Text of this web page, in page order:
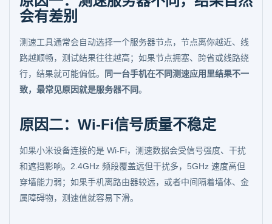
会有差别
测速工具通常会自动选择一个服务器节点，节点离你越近、线
路越顺畅，测试结果往往越高；如果节点拥塞、跨省或线路绕
行，结果就可能偏低。
同一台手机在不同测速应用里结果不一
致，最常见原因就是服务器不同。
原因二：Wi-Fi信号质量不稳定
如果小米设备连接的是 Wi-Fi，测速数据会受信号强度、干扰
和遮挡影响。2.4GHz 频段覆盖远但干扰多，5GHz 速度高但
穿墙能力弱；如果手机离路由器较远，或者中间隔着墙体、金
属障碍物，测速值就容易下滑。